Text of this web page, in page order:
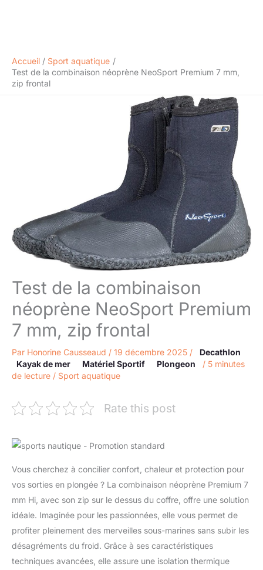
Accueil
Sport aquatique
Test de la combinaison néoprène NeoSport Premium 7 mm,
zip frontal
Test de la combinaison
néoprène NeoSport Premium
7 mm, zip frontal
Par Honorine Causseaud / 19 décembre 2025 /
Decathlon
Kayak de mer
Matériel Sportif Plongeon / 5 minutes
de lecture / Sport aquatique
Rate this post
Vous cherchez à concilier confort, chaleur et protection pour
vos sorties en plongée ? La combinaison néoprène Premium 7
mm Hi, avec son zip sur le dessus du coffre, offre une solution
idéale. Imaginée pour les passionnées, elle vous permet de
profiter pleinement des merveilles sous-marines sans subir les
désagréments du froid. Grâce à ses caractéristiques
techniques avancées, elle assure une isolation thermique